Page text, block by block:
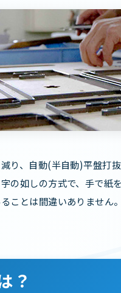
り、自動(半自動)平盤打
の如しの方式で、手で
ことは間違いありません。
？